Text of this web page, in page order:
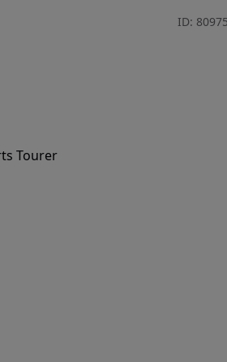
ID:
Tourer